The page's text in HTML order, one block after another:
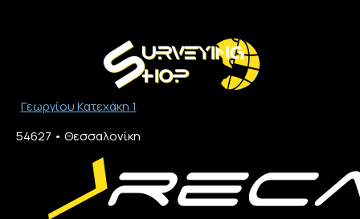
Γεωργίου Κατεχάκη 1
54627 • Θεσσαλονίκη​